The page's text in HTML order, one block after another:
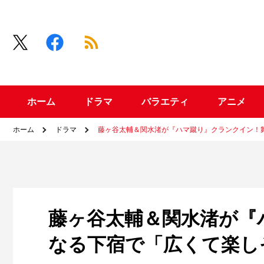
ホーム ドラマ バラエティ アニメ
ホーム ドラマ 藤ヶ谷太輔＆関水渚が『ハマ蹴り』クランクイン
藤ヶ谷太輔＆関水渚が
なる下宿で「広くて楽